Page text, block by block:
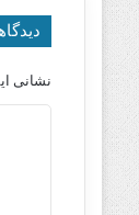
نشانی